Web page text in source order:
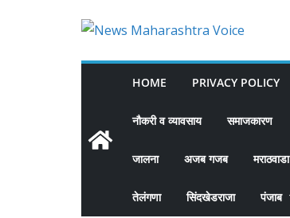
HOME PRIVACY POLICY
नौकरी व व्यावसाय समाजकारण
जालना अजब गजब मराठवाडा
तेलंगणा सिंदखेडराजा पंजाब